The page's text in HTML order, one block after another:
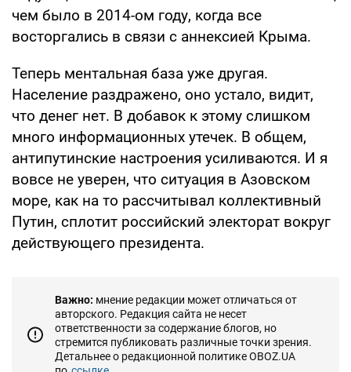
чем было в 2014-ом году, когда все
восторгались в связи с аннексией Крыма.
Теперь ментальная база уже другая.
Население раздражено, оно устало, видит,
что денег нет. В добавок к этому слишком
много информационных утечек. В общем,
антипутинские настроения усиливаются. И я
вовсе не уверен, что ситуация в Азовском
море, как на то рассчитывал коллективный
Путин, сплотит российский электорат вокруг
действующего президента.
Важно: мнение редакции может отличаться от
авторского. Редакция сайта не несет
ответственности за содержание блогов, но
стремится публиковать различные точки зрения.
Детальнее о редакционной политике OBOZ.UA